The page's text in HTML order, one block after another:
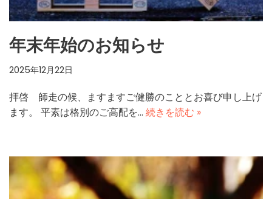
年末年始のお知らせ
2025年12月22日
拝啓 師走の候、ますますご健勝のこととお喜び申し上げ
ます。 平素は格別のご高配を… 続きを読む »